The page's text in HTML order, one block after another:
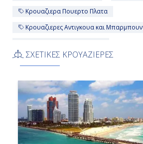
Κρουαζιερα Πουερτο Πλατα
Κρουαζιερες Αντιγκουα και
Κρουαζιερα Σαιντ Μαρτεν
Κρουαζιερα Αντιγκουα και
10ημερη Κρουαζιερα
Κρουαζιερες Σαιντ Τζονς Αντιγκουα
Κρουαζιερες Πουερτο Πλατα
ΣΧΕΤΙΚΕΣ ΚΡΟΥΑΖΙΕΡΕΣ